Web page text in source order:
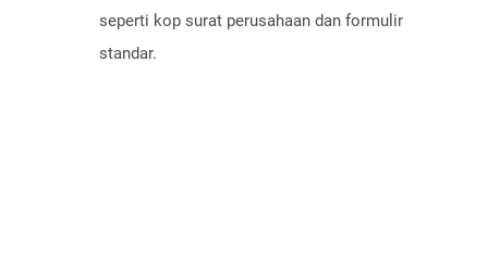
seperti kop surat perusahaan dan formulir
standar.